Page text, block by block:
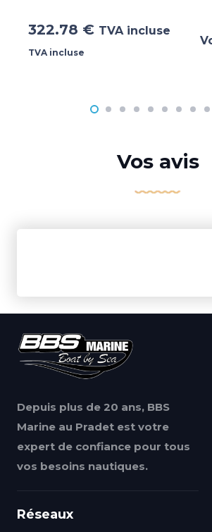
322.78 € TVA incluse
TVA incluse
Vos avis
Depuis plus de 20 ans, BBS
Marine au Pradet est votre
expert de confiance pour tous
vos besoins nautiques.
Réseaux